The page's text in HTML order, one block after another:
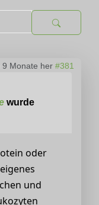
9 Monate her #381
wurde
oder
und